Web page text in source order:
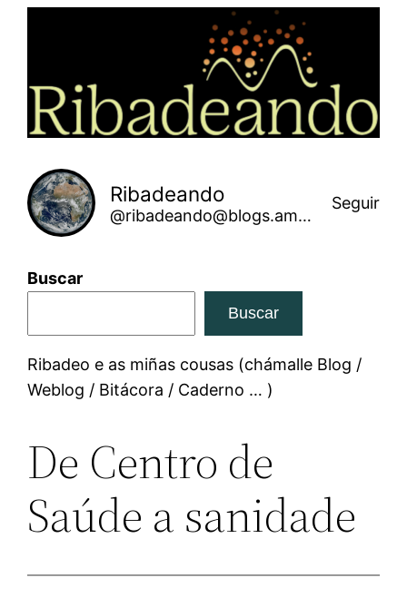
Ribadeando
@ribadeando@blogs.amarinha.gal
Seguir
Buscar
Buscar
Ribadeo e as miñas cousas (chámalle Blog /
Weblog / Bitácora / Caderno … )
De Centro de
Saúde a sanidade